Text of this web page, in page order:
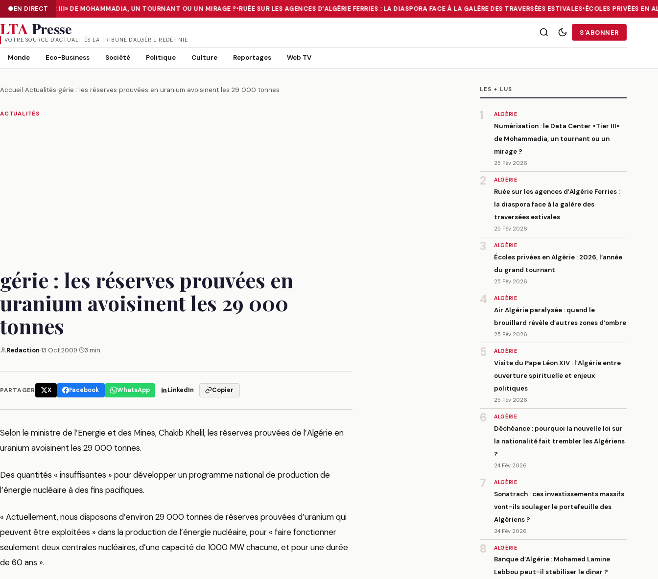
EN DIRECT
CENTER «TIER III» DE MOHAMMADIA, UN TOURNANT OU UN MIRAGE ?• RUÉE SUR LES AGENCES D’ALGÉRIE FERRIES : LA DIASPORA FACE À LA GALÈRE DES TRAVERSÉES ESTIVALES•ÉCOLES PRIVÉES EN
NUMÉRISATION : LE DATA CENTER «TIER III» DE MOHAMMADIA, UN TOURNANT OU UN MIRAGE ?•RUÉE SUR LES AGENCES D’ALGÉRIE FERRIES : LA DIASPORA FACE À LA GALÈRE DES TRAVERSÉES
LTAPresse
VOTRE SOURCE D’ACTUALITÉS LA TRIBUNE D'ALGÉRIE REDÉFINIE
S'ABONNER
Monde Eco-Business Société Politique Culture Reportages Web TV
Accueil›Actualités›gérie : les réserves prouvées en uranium avoisinent les 29 000 tonnes
ACTUALITÉS
gérie : les réserves prouvées en
uranium avoisinent les 29 000
tonnes
Redaction·13 Oct 2009· 3 min
PARTAGER X Facebook WhatsApp LinkedIn Copier
Selon le ministre de l’Energie et des Mines, Chakib Khelil, les réserves prouvées de l’Algérie en
uranium avoisinent les 29 000 tonnes.
Des quantités « insuffisantes » pour développer un programme national de production de
l’énergie nucléaire à des fins pacifiques.
« Actuellement, nous disposons d’environ 29 000 tonnes de réserves prouvées d’uranium qui
peuvent être exploitées » dans la production de l’énergie nucléaire, pour « faire fonctionner
seulement deux centrales nucléaires, d’une capacité de 1000 MW chacune, et pour une durée
de 60 ans ».
LES + LUS
1 ALGÉRIE
Numérisation : le Data Center «Tier III»
de Mohammadia, un tournant ou un
mirage ?
25 Fév 2026
2 ALGÉRIE
Ruée sur les agences d’Algérie Ferries :
la diaspora face à la galère des
traversées estivales
25 Fév 2026
3 ALGÉRIE
Écoles privées en Algérie : 2026, l’année
du grand tournant
25 Fév 2026
4 ALGÉRIE
Air Algérie paralysée : quand le
brouillard révèle d’autres zones d’ombre
25 Fév 2026
5 ALGÉRIE
Visite du Pape Léon XIV : l’Algérie entre
ouverture spirituelle et enjeux
politiques
25 Fév 2026
6 ALGÉRIE
Déchéance : pourquoi la nouvelle loi sur
la nationalité fait trembler les Algériens
?
24 Fév 2026
7 ALGÉRIE
Sonatrach : ces investissements massifs
vont-ils soulager le portefeuille des
Algériens ?
24 Fév 2026
8 ALGÉRIE
Banque d’Algérie : Mohamed Lamine
Lebbou peut-il stabiliser le dinar ?